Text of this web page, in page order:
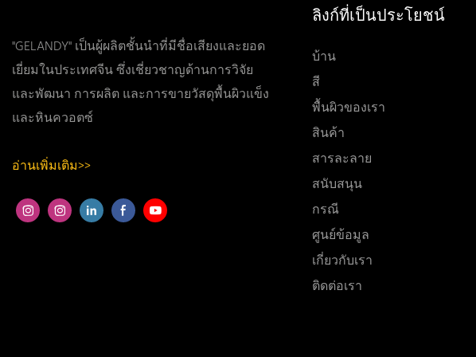
"GELANDY" เป็นผู้ผลิตชั้นนำที่มีชื่อเสียงและยอด
เยี่ยมในประเทศจีน ซึ่งเชี่ยวชาญด้านการวิจัย
และพัฒนา การผลิต และการขายวัสดุพื้นผิวแข็ง
และหินควอตซ์
อ่านเพิ่มเติม>>
ลิงก์ที่เป็นประโยชน์
บ้าน
สี
พื้นผิวของเรา
สินค้า
สารละลาย
สนับสนุน
กรณี
ศูนย์ข้อมูล
เกี่ยวกับเรา
ติดต่อเรา